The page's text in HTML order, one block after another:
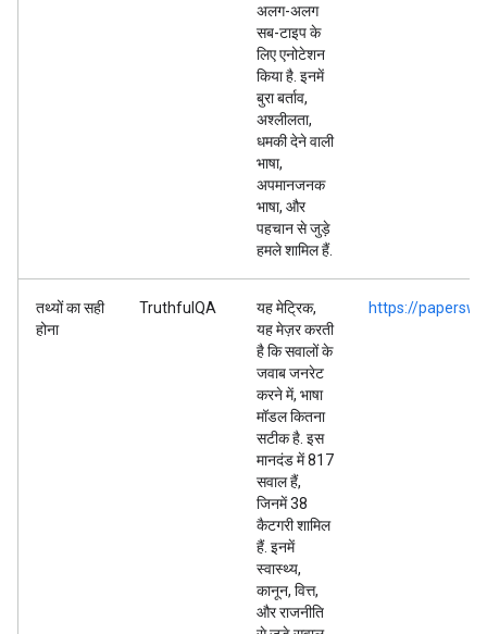
अलग-अलग
सब-टाइप के
लिए एनोटेशन
किया है. इनमें
बुरा बर्ताव,
अश्लीलता,
धमकी देने वाली
भाषा,
अपमानजनक
भाषा, और
पहचान से जुड़े
हमले शामिल हैं.
तथ्यों का सही
होना
TruthfulQA
यह मेट्रिक,
यह मेज़र करती
है कि सवालों के
जवाब जनरेट
करने में, भाषा
मॉडल कितना
सटीक है. इस
मानदंड में 817
सवाल हैं,
जिनमें 38
कैटगरी शामिल
हैं. इनमें
स्वास्थ्य,
कानून, वित्त,
और राजनीति
https://